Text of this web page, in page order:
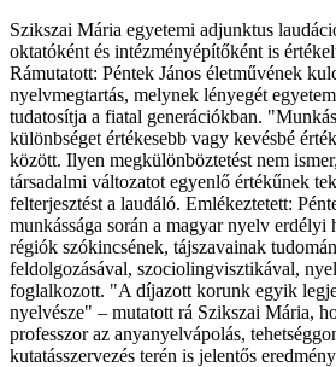
Szikszai Mária egyetemi adjunktus
oktatóként és intézményépítőként is
Rámutatott: Péntek János életművének
nyelvmegtartás, melynek lényegét
tudatosítja a fiatal generációkban.
különbséget értékesebb vagy kevésbé
között. Ilyen megkülönböztetést nem
társadalmi változatot egyenlő értékűnek
felterjesztést a laudáló. Emlékeztetett:
munkássága során a magyar nyelv erdélyi
régiók szókincsének, tájszavainak
feldolgozásával, szociolingvisztikával,
foglalkozott. "A díjazott korunk egyik
nyelvésze" – mutatott rá Szikszai Mária,
professzor az anyanyelvápolás,
kutatásszervezés terén is jelentős